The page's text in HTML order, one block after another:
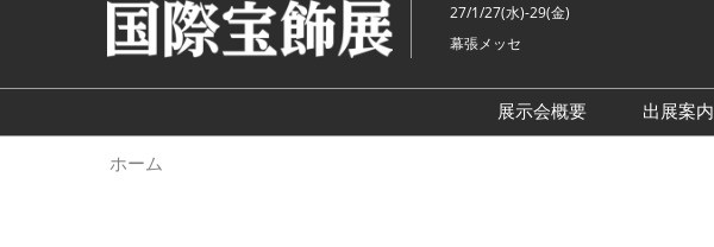
し
て
27/1/27(水)-29(金)
幕張メッセ
展示会概要
出展案内
ホーム